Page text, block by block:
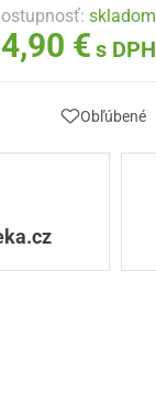
skladom
€ s DPH
Obľúbené